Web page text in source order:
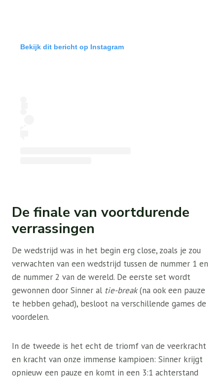
Bekijk dit bericht op Instagram
De finale van voortdurende
verrassingen
De wedstrijd was in het begin erg close, zoals je zou
verwachten van een wedstrijd tussen de nummer 1 en
de nummer 2 van de wereld. De eerste set wordt
gewonnen door Sinner al tie-break(na ook een pauze
te hebben gehad), besloot na verschillende games de
voordelen.
In de tweede is het echt de triomf van de veerkracht
en kracht van onze immense kampioen: Sinner krijgt
opnieuw een pauze en komt in een 3:1 achterstand